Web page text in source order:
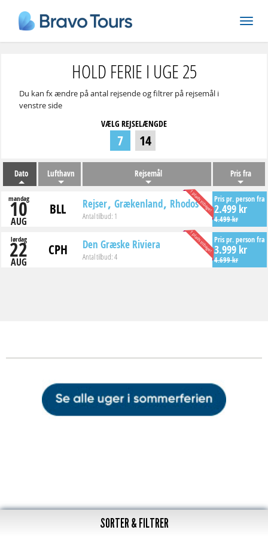
HOLD FERIE I UGE 25
Du kan fx ændre på antal rejsende og filtrer på rejsemål i
venstre side
VÆLG REJSELÆNGDE
7 14
Dato Lufthavn Rejsemål Pris fra
mandag
10
AUG
BLL Rejser Grækenland Rhodos
Antal tilbud: 1
1 plads tilbage!Pris pr. person fra
2.499 kr
4.499 kr
lørdag
22
AUG
CPH Den Græske Riviera
Antal tilbud:4
1 plads tilbage!Pris pr. person fra
3.999 kr
4.699 kr
SORTER & FILTRER